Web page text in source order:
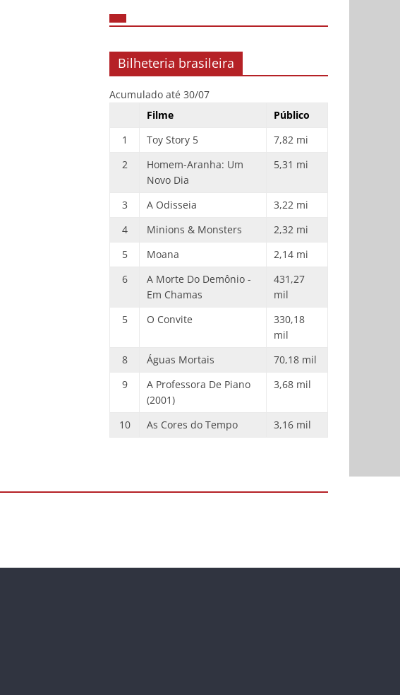
Bilheteria brasileira
Acumulado até 30/07
Filme
Público
1
Toy Story 5
7,82 mi
2
Homem-Aranha: Um
Novo Dia
5,31 mi
3 A Odisseia
3,22 mi
4
Minions & Monsters
2,32 mi
5
Moana
2,14 mi
6
A Morte Do Demônio -
Em Chamas
431,27
mil
5
O Convite
330,18
mil
8
Águas Mortais
70,18 mil
9
A Professora De Piano
(2001)
3,68 mil
10 As Cores do Tempo 3,16 mil